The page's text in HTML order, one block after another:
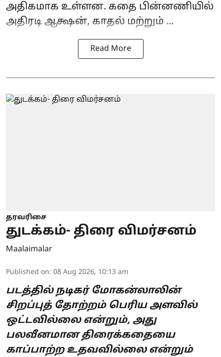
அதிகமாக உள்ளன. கதை பின்னணியில்
அதிரடி ஆக்ஷன், காதல் மற்றும் ...
Read More
தரவரிசை
துடக்கம்- திரை விமர்சனம்
Maalaimalar
Published on: 08 Aug 2026, 10:13 am
படத்தில் நடிகர் மோகன்லாலின்
சிறப்புத் தோற்றம் பெரிய அளவில்
ஒட்டவில்லை என்றும், அது
பலவீனமான திரைக்கதையை
காப்பாற்ற உதவவில்லை என்றும்